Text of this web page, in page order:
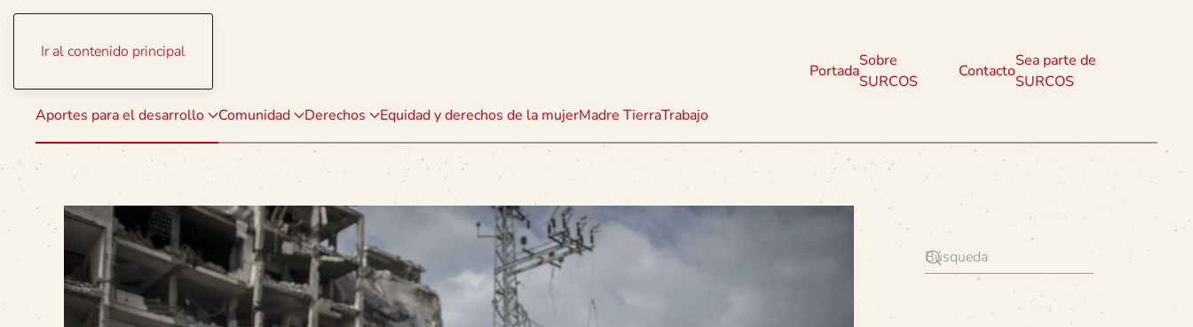
Ir al contenido principal
Aportes para el desarrollo Comunidad Derechos Equidad y derechos de la mujerMadre TierraTrabajo
Portada
Sobre
SURCOS
Contacto
Sea parte de
SURCOS